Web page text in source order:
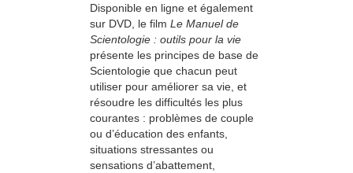
Disponible en ligne et également
sur DVD, le film Le Manuel de
Scientologie : outils pour la vie
présente les principes de base de
Scientologie que chacun peut
utiliser pour améliorer sa vie, et
résoudre les difficultés les plus
courantes : problèmes de couple
ou d’éducation des enfants,
situations stressantes ou
sensations d’abattement,